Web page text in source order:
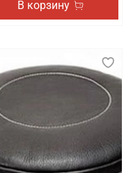
В корзину